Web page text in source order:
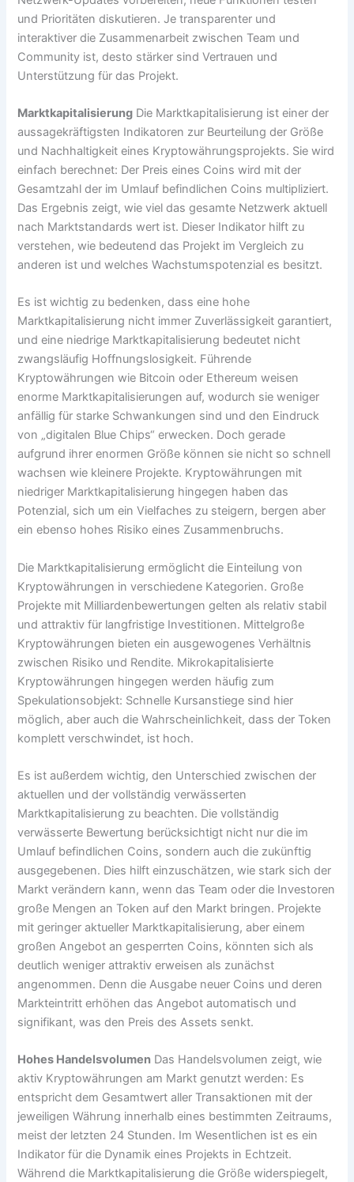
und Prioritäten diskutieren. Je transparenter und
interaktiver die Zusammenarbeit zwischen Team und
Community ist, desto stärker sind Vertrauen und
Unterstützung für das Projekt.
Marktkapitalisierung Die Marktkapitalisierung ist einer der
aussagekräftigsten Indikatoren zur Beurteilung der Größe
und Nachhaltigkeit eines Kryptowährungsprojekts. Sie wird
einfach berechnet: Der Preis eines Coins wird mit der
Gesamtzahl der im Umlauf befindlichen Coins multipliziert.
Das Ergebnis zeigt, wie viel das gesamte Netzwerk aktuell
nach Marktstandards wert ist. Dieser Indikator hilft zu
verstehen, wie bedeutend das Projekt im Vergleich zu
anderen ist und welches Wachstumspotenzial es besitzt.
Es ist wichtig zu bedenken, dass eine hohe
Marktkapitalisierung nicht immer Zuverlässigkeit garantiert,
und eine niedrige Marktkapitalisierung bedeutet nicht
zwangsläufig Hoffnungslosigkeit. Führende
Kryptowährungen wie Bitcoin oder Ethereum weisen
enorme Marktkapitalisierungen auf, wodurch sie weniger
anfällig für starke Schwankungen sind und den Eindruck
von „digitalen Blue Chips“ erwecken. Doch gerade
aufgrund ihrer enormen Größe können sie nicht so schnell
wachsen wie kleinere Projekte. Kryptowährungen mit
niedriger Marktkapitalisierung hingegen haben das
Potenzial, sich um ein Vielfaches zu steigern, bergen aber
ein ebenso hohes Risiko eines Zusammenbruchs.
Die Marktkapitalisierung ermöglicht die Einteilung von
Kryptowährungen in verschiedene Kategorien. Große
Projekte mit Milliardenbewertungen gelten als relativ stabil
und attraktiv für langfristige Investitionen. Mittelgroße
Kryptowährungen bieten ein ausgewogenes Verhältnis
zwischen Risiko und Rendite. Mikrokapitalisierte
Kryptowährungen hingegen werden häufig zum
Spekulationsobjekt: Schnelle Kursanstiege sind hier
möglich, aber auch die Wahrscheinlichkeit, dass der Token
komplett verschwindet, ist hoch.
Es ist außerdem wichtig, den Unterschied zwischen der
aktuellen und der vollständig verwässerten
Marktkapitalisierung zu beachten. Die vollständig
verwässerte Bewertung berücksichtigt nicht nur die im
Umlauf befindlichen Coins, sondern auch die zukünftig
ausgegebenen. Dies hilft einzuschätzen, wie stark sich der
Markt verändern kann, wenn das Team oder die Investoren
große Mengen an Token auf den Markt bringen. Projekte
mit geringer aktueller Marktkapitalisierung, aber einem
großen Angebot an gesperrten Coins, könnten sich als
deutlich weniger attraktiv erweisen als zunächst
angenommen. Denn die Ausgabe neuer Coins und deren
Markteintritt erhöhen das Angebot automatisch und
signifikant, was den Preis des Assets senkt.
Hohes Handelsvolumen Das Handelsvolumen zeigt, wie
aktiv Kryptowährungen am Markt genutzt werden: Es
entspricht dem Gesamtwert aller Transaktionen mit der
jeweiligen Währung innerhalb eines bestimmten Zeitraums,
meist der letzten 24 Stunden. Im Wesentlichen ist es ein
Indikator für die Dynamik eines Projekts in Echtzeit.
Während die Marktkapitalisierung die Größe widerspiegelt,